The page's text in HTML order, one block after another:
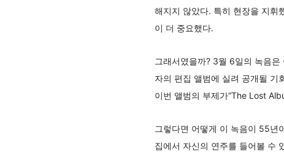
해지지 않았다. 특히 현장을 지휘
이 더 중요했다.
그래서였을까? 3월 6일의 녹음
자의 편집 앨범에 실려 공개될 기
이번 앨범의 부제가“The Lost
그렇다면 어떻게 이 녹음이 55년
집에서 자신의 연주를 들어볼 수